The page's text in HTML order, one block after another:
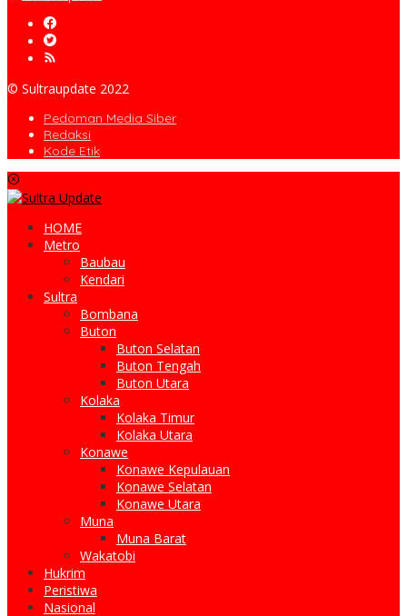
© Sultraupdate 2022
Pedoman Media Siber
Redaksi
Kode Etik
HOME
Metro
Baubau
Kendari
Sultra
Bombana
Buton
Buton Selatan
Buton Tengah
Buton Utara
Kolaka
Kolaka Timur
Kolaka Utara
Konawe
Konawe Kepulauan
Konawe Selatan
Konawe Utara
Muna
Muna Barat
Wakatobi
Hukrim
Peristiwa
Nasional